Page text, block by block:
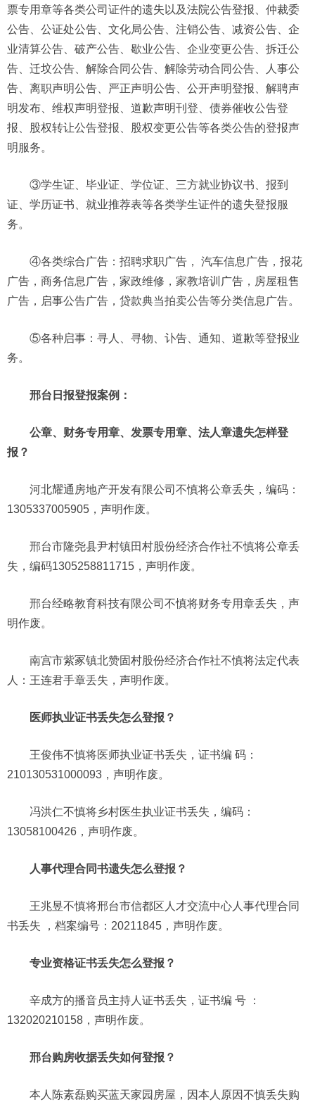
票专用章等各类公司证件的遗失以及法院公告登报、仲裁委
公告、公证处公告、文化局公告、注销公告、减资公告、企
业清算公告、破产公告、歇业公告、企业变更公告、拆迁公
告、迁坟公告、解除合同公告、解除劳动合同公告、人事公
告、离职声明公告、严正声明公告、公开声明登报、解聘声
明发布、维权声明登报、道歉声明刊登、债券催收公告登
报、股权转让公告登报、股权变更公告等各类公告的登报声
明服务。
③学生证、毕业证、学位证、三方就业协议书、报到
证、学历证书、就业推荐表等各类学生证件的遗失登报服
务。
④各类综合广告：招聘求职广告， 汽车信息广告，报花
广告，商务信息广告，家政维修，家教培训广告，房屋租售
广告，启事公告广告，贷款典当拍卖公告等分类信息广告。
⑤各种启事：寻人、寻物、讣告、通知、道歉等登报业
务。
邢台日报登报案例：
公章、财务专用章、发票专用章、法人章遗失怎样登
报？
河北耀通房地产开发有限公司不慎将公章丢失，编码：
1305337005905，声明作废。
邢台市隆尧县尹村镇田村股份经济合作社不慎将公章丢
失，编码1305258811715，声明作废。
邢台经略教育科技有限公司不慎将财务专用章丢失，声
明作废。
南宫市紫冢镇北赞固村股份经济合作社不慎将法定代表
人：王连君手章丢失，声明作废。
医师执业证书丢失怎么登报？
王俊伟不慎将医师执业证书丢失，证书编 码：
210130531000093，声明作废。
冯洪仁不慎将乡村医生执业证书丢失，编码：
13058100426，声明作废。
人事代理合同书遗失怎么登报？
王兆昱不慎将邢台市信都区人才交流中心人事代理合同
书丢失 ，档案编号：20211845，声明作废。
专业资格证书丢失怎么登报？
辛成方的播音员主持人证书丢失，证书编 号 ：
132020210158，声明作废。
邢台购房收据丢失如何登报？
本人陈素磊购买蓝天家园房屋，因本人原因不慎丢失购